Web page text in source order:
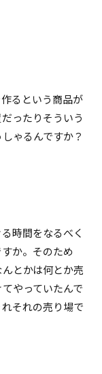
るという商品が
ったりそういう
ゃるんですか？
時間をなるべく
か。そのため
とかは何とか売
やっていたんで
それの売り場で